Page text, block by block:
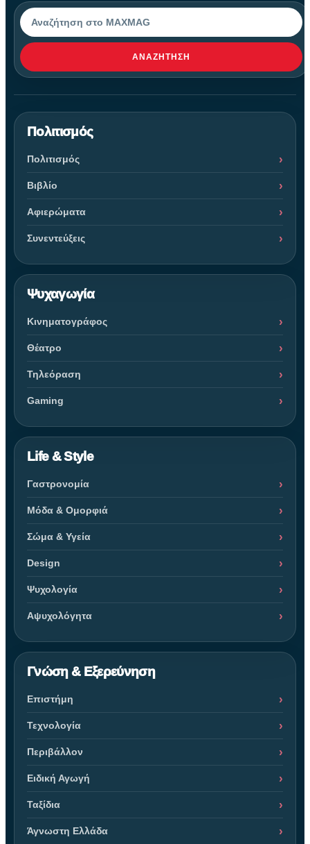
Αναζήτηση
ΑΝΑΖΉΤΗΣΗ
Πολιτισμός
Πολιτισμός
Βιβλίο
Αφιερώματα
Συνεντεύξεις
Ψυχαγωγία
Κινηματογράφος
Θέατρο
Τηλεόραση
Gaming
Life & Style
Γαστρονομία
Μόδα & Ομορφιά
Σώμα & Υγεία
Design
Ψυχολογία
Αψυχολόγητα
Γνώση & Εξερεύνηση
Επιστήμη
Τεχνολογία
Περιβάλλον
Ειδική Αγωγή
Ταξίδια
Άγνωστη Ελλάδα